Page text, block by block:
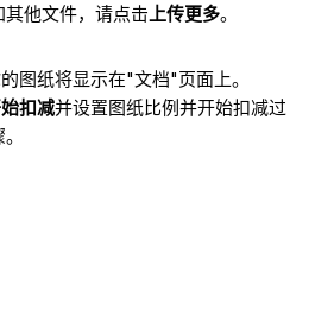
他文件，请点击 上传更多。
图纸将显示在"文档"页面上。
扣减并设置图纸比例并开始扣减过